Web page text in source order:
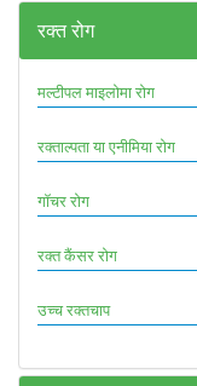
रक्त रोग
मल्टीपल माइलोमा रोग
रक्ताल्पता या एनीमिया रोग
गॉचर रोग
रक्त कैंसर रोग
उच्च रक्तचाप